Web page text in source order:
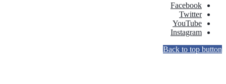
Facebook
Twitter
YouTube
Instagram
Back to top button